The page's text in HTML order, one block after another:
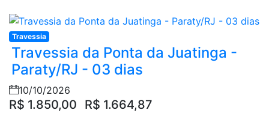
Travessia
Travessia da Ponta da Juatinga -
Paraty/RJ - 03 dias
10/10/2026
R$ 1.850,00 R$ 1.664,87